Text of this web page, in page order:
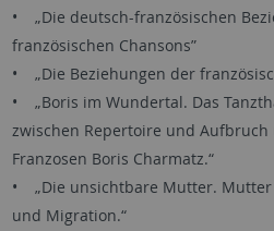
• „Die deutsch-französischen
französischen Chansons”
• „Die Beziehungen der
• „Boris im Wundertal. Das
zwischen Repertoire und
Franzosen Boris Charmatz.“
• „Die unsichtbare Mutter. Mutter
und Migration.“